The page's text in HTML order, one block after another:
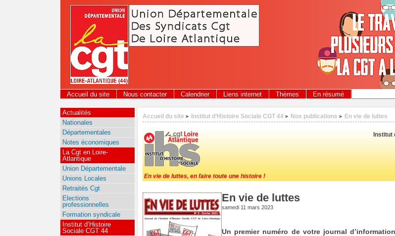
Panneau de gestion des cookies
Accueil du site Nous contacter Calendrier Liens internet Thèmes En résumé
Accueil du site > Institut d’Histoire Sociale CGT 44 > Nos publications > En vie de luttes
En vie de luttes, en faire toute une histoire !
Institut
En vie de luttes
samedi 11 mars 2023
Un premier numéro de votre journal d’information
Actualités
Nationales
Départementales
Notes économiques
La Cgt en Loire-
Atlantique
Union Départementale
Unions Locales
Retraités Cgt
Elections
professionnelles
Formation syndicale
Institut d’Histoire
Sociale CGT 44